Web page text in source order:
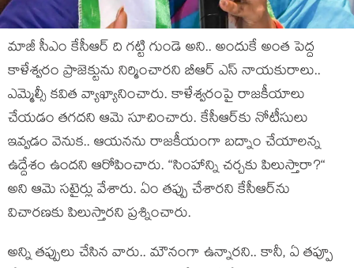
మాజీ సీఎం కేసీఆర్ ది గ‌ట్టి గుండె అని.. అందుకే అంత పెద్ద
కాళేశ్వ‌రం ప్రాజెక్టును నిర్మించార‌ని బీఆర్ ఎస్ నాయ‌కురాలు..
ఎమ్మెల్సీ క‌విత వ్యాఖ్యానించారు. కాళేశ్వ‌రంపై రాజ‌కీయాలు
చేయ‌డం త‌గ‌ద‌ని ఆమె సూచించారు. కేసీఆర్‌కు నోటీసులు
ఇవ్వ‌డం వెనుక‌.. ఆయ‌న‌ను రాజ‌కీయంగా బ‌ద్నాం చేయాల‌న్న
ఉద్దేశం ఉంద‌ని ఆరోపించారు. “సింహాన్ని చ‌ర్చ‌కు పిలుస్తారా?“
అని ఆమె స‌టైర్లు వేశారు. ఏం త‌ప్పు చేశార‌ని కేసీఆర్‌ను
విచార‌ణ‌కు పిలుస్తార‌ని ప్ర‌శ్నించారు.
అన్ని త‌ప్పులు చేసిన వారు.. మౌనంగా ఉన్నార‌ని.. కానీ, ఏ తప్పూ